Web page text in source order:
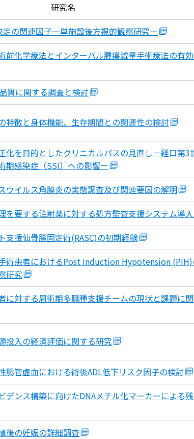
研究名
定の関連因子―単施設後方視的観察研究―
前化学療法とインターバル腫瘍減量手術療法の有
質に関する調査と検討
特徴と身体機能、生存期間との関連性の検討
化を目的としたクリニカルパスの見直し－経口第3
期感染症（SSI）への影響－
ウイルス角膜炎の実態調査及び関連要因の解明
を要する注射薬に対する処方監査支援システム導
支援仙骨膣固定術(RASC)の初期経験
術患者におけるPost Induction Hypotension
研究
に対する周術期多職種支援チームの現状と課題に
投入の経済評価に関する研究
腸管虚血における術後ADL低下リスク因子の検討
デンス構築に向けたDNAメチル化マーカーによる
後の妊娠の詳細調査